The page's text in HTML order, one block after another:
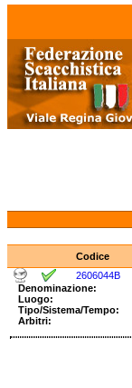
Codice
2606044B
Denominazione:
Luogo:
Tipo/Sistema/Tempo:
Arbitri: